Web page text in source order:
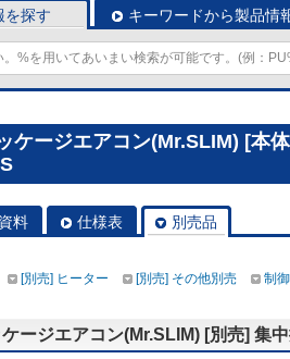
を探す キーワードから製品情
ケージエアコン(Mr.SLIM) [本
料 仕様表 別売品
[別売] ヒーター [別売] その他別売 制
ージエアコン(Mr.SLIM) [別売] 集